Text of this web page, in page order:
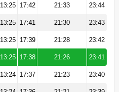
13:25 17:42 21:33 23:44
13:25 17:41 21:30 23:43
13:25 17:39 21:28 23:42
13:25 17:38 21:26 23:41
13:24 17:37 21:23 23:40